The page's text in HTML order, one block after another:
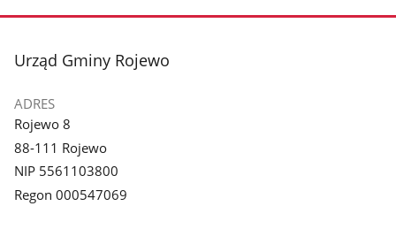
stopka
Urząd Gminy Rojewo
ADRES
Rojewo 8
88-111 Rojewo
NIP 5561103800
Regon 000547069